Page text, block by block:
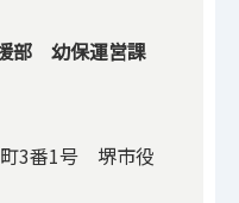
部 幼保運営課
3番1号 堺市役